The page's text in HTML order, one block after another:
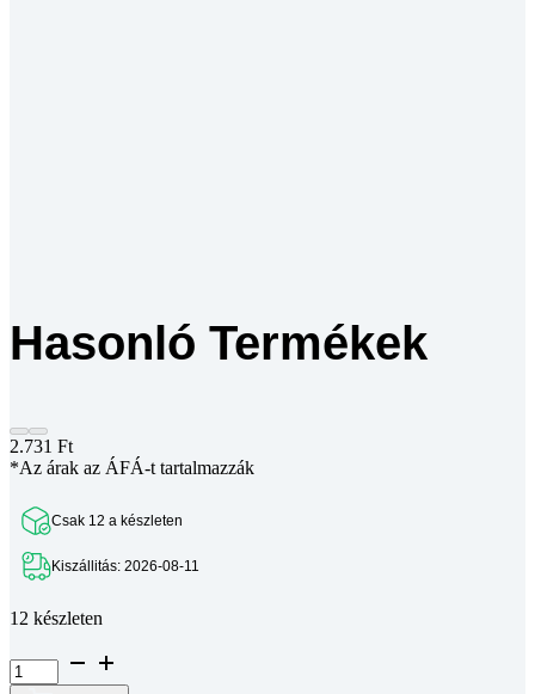
Hasonló Termékek
2.731 Ft
*Az árak az ÁFÁ-t tartalmazzák
Csak 12 a készleten
Kiszállitás: 2026-08-11
12 készleten
MK10
saválló